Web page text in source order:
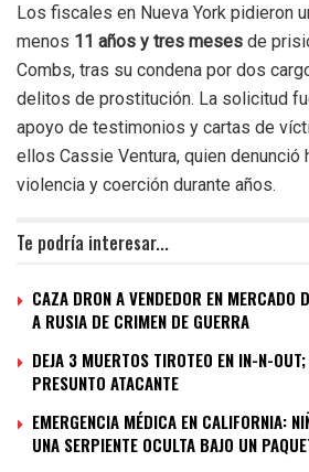
Los fiscales en Nueva York pidieron
menos 11 años y tres meses de
Combs, tras su condena por dos
delitos de prostitución. La solicitud
apoyo de testimonios y cartas de
ellos Cassie Ventura, quien
violencia y coerción durante años.
Te podría interesar...
CAZA DRON A VENDEDOR EN MERCADO
A RUSIA DE CRIMEN DE GUERRA
DEJA 3 MUERTOS TIROTEO EN IN-N-
PRESUNTO ATACANTE
EMERGENCIA MÉDICA EN CALIFORNIA:
UNA SERPIENTE OCULTA BAJO UN